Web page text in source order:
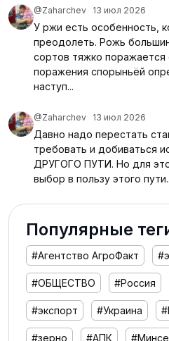
@Zaharchev 13 июл 2026
У ржи есть особенность,
преодолеть. Рожь
сортов тяжко поражается
поражения спорыньёй
наступ...
@Zaharchev 13 июл 2026
Давно надо перестать
требовать и добиваться
ДРУГОГО ПУТИ. Но для
выбор в пользу этого
Популярные
#Агентство АгроФакт
#ОБЩЕСТВО #Россия
#экспорт #Украина
#зерно #АПК